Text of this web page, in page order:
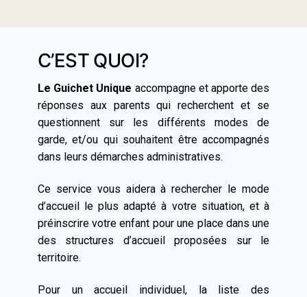
C’EST QUOI?
Le Guichet Unique accompagne et apporte des
réponses aux parents qui recherchent et se
questionnent sur les différents modes de
garde, et/ou qui souhaitent être accompagnés
dans leurs démarches administratives.
Ce service vous aidera à rechercher le mode
d’accueil le plus adapté à votre situation, et à
préinscrire votre enfant pour une place dans une
des structures d’accueil proposées sur le
territoire.
Pour un accueil individuel, la liste des